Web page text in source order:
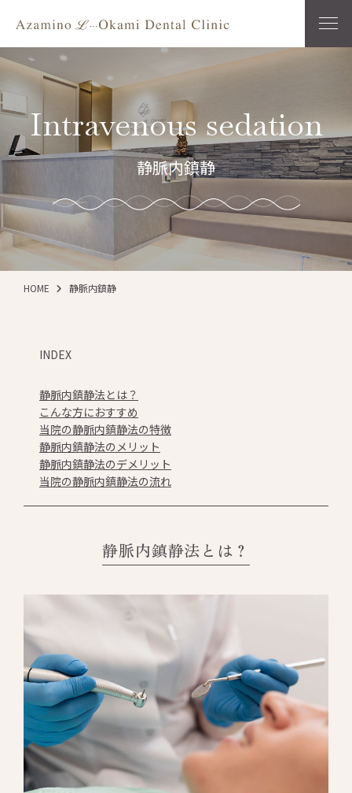
Intravenous sedation
静脈内鎮静
HOME 静脈内鎮静
INDEX
静脈内鎮静法とは？
こんな方におすすめ
当院の静脈内鎮静法の特徴
静脈内鎮静法のメリット
静脈内鎮静法のデメリット
当院の静脈内鎮静法の流れ
静脈内鎮静法とは？